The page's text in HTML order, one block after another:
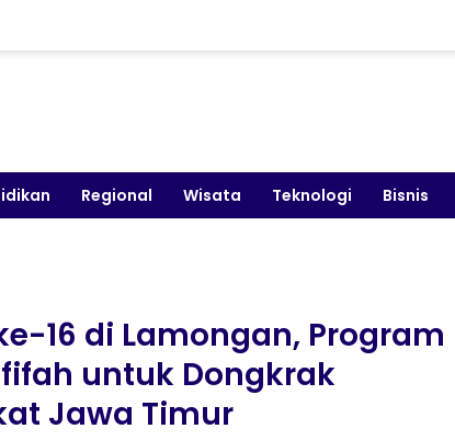
Regional Wisata Teknologi Bisnis
16 di Lamongan, Program
untuk Dongkrak
Jawa Timur